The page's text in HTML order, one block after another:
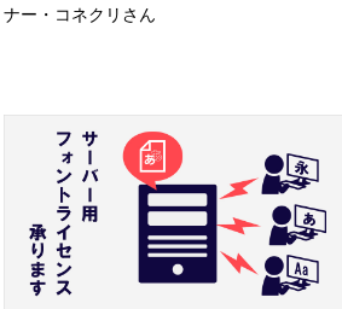
ナー・コネクリさん